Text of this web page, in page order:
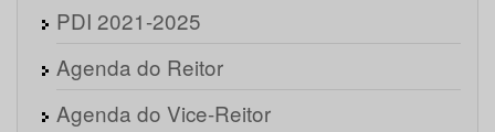
PDI 2021-2025
Agenda do Reitor
Agenda do Vice-Reitor